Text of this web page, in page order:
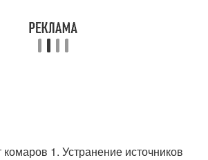
1. Устранение источников